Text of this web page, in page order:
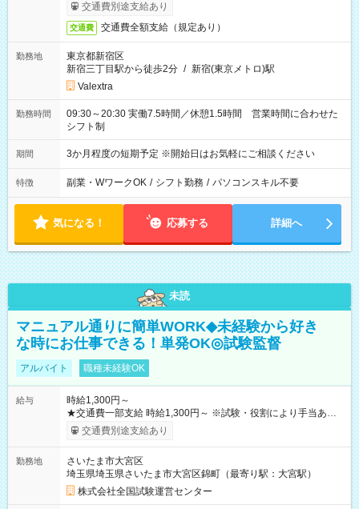
交通費別途支給あり
交通費 交通費全額支給（規定あり）
勤務地
東京都新宿区
新宿三丁目駅から徒歩2分 / 新宿(東京メトロ)駅
Valextra
勤務時間
09:30～20:30 実働7.5時間／休憩1.5時間 営業時間に合わせた
シフト制
期間 3か月程度の短期予定 ※開始日はお気軽にご相談ください
特徴 副業・WワークOK / シフト勤務 / パソコンスキル不要
気になる！ 応募する 詳細へ
未読
マニュアル通りに簡単WORK◆未経験から好き
な時にお仕事できる！単発OK◎試験監督
アルバイト 職種未経験OK
給与
時給1,300円～
★交通費一部支給 時給1,300円～ ※試験・役割により手当あり
※勤務回数により昇給あり 【即給（前払い）オプションあ
り！】 希望される場合、勤務から1週間ほどで給与の一部を受け
例】 ・河合塾模擬試験 8:30～17:30（休憩1時間） 時給1,300円
×8時間＝日収10,400円＋交通費 ※当日の役割により時給＋100
円の場合あり ・国家試験 7:00～13:30（休憩なし） 時給1,300
円（役割手当＋100円）×6時間＝日収8,400円＋交通費 【試用期
交通費別途支給あり
勤務地
さいたま市大宮区
埼玉県埼玉県さいたま市大宮区錦町（最寄り駅：大宮駅）
株式会社全国試験運営センター